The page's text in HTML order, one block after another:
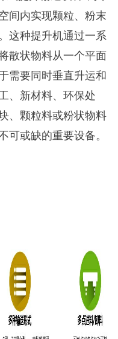
间内实现颗粒、粉末
这种提升机通过一系
散状物料从一个平面
需要同时垂直升运和
、新材料、环保处
、颗粒料或粉状物料
可或缺的重要设备。